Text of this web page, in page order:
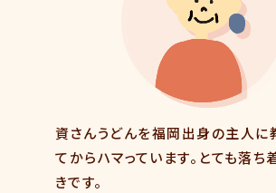
資さんうどんを福岡出身の主人に
てからハマっています。とても落ち
きです。